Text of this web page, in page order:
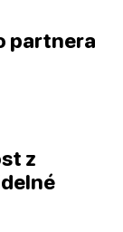
partnera
z